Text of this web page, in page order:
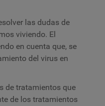
las dudas de
viviendo. El
en cuenta que, se
del virus en
de tratamientos que
de los tratamientos